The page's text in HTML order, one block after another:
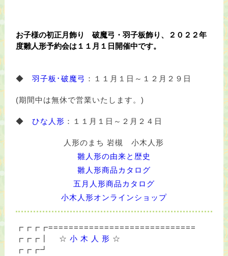
お子様の初正月飾り 破魔弓・羽子板飾り、２０２２年
度雛人形予約会は１１月１日開催中です。
◆ 羽子板･破魔弓 ：１１月１日～１２月２９日
(期間中は無休で営業いたします。)
◆ひな人形 ：１１月１日～２月２４日
人形のまち 岩槻 小木人形
雛人形の由来と歴史
雛人形商品カタログ
五月人形商品カタログ
小木人形オンラインショップ
┏┏┏┏=============================
┏┏┏┃ ☆ 小 木 人 形 ☆
┏┏┏┛